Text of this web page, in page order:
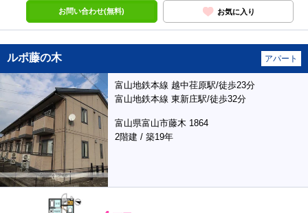
お問い合わせ(無料) お気に入り
ルポ藤の木 アパート
富山地鉄本線 越中荏原駅/徒歩23分
富山地鉄本線 東新庄駅/徒歩32分
富山県富山市藤木 1864
2階建 / 築19年